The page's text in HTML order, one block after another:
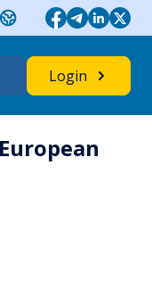
Login